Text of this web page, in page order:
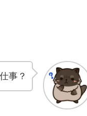
事？